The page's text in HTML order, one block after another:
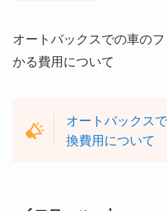
オートバックスでの車の
かる費用について
オートバックス
換費用について